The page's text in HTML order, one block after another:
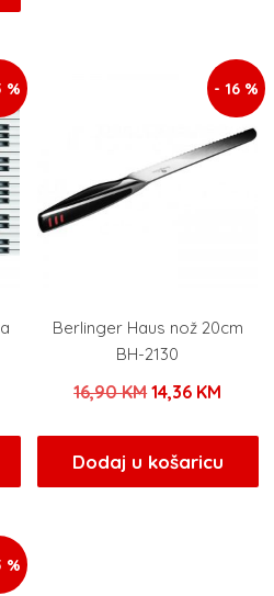
KM.
%
KM.
- 16 %
Berlinger Haus nož 20cm
BH-2130
16,90KMIzvorna
bila
je:
14,36 KM
je:
14,36
Dodaj u košaricu
%